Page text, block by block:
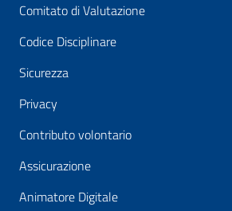
Comitato di Valutazione
Codice Disciplinare
Sicurezza
Privacy
Contributo volontario
Assicurazione
Animatore Digitale